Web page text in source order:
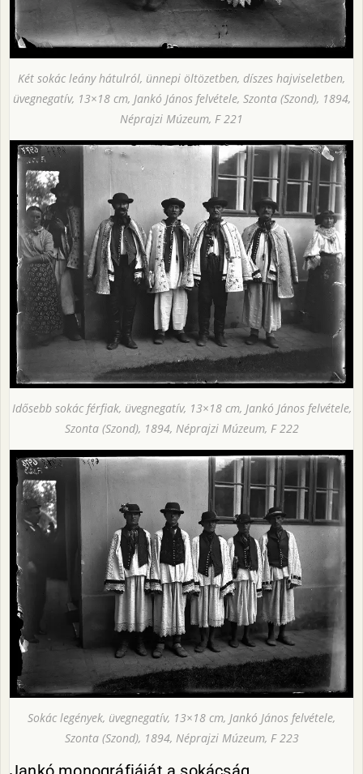
Két sokác leány hátulról, ünnepi öltözetben, díszes hajviseletben,
üvegnegatív, 13×18 cm, Jankó János felvétele, Szonta (Szond), 1894,
Néprajzi Múzeum, F 221
Idősebb sokác férfiak, üvegnegatív, 13×18 cm, Jankó János felvétele,
Szonta (Szond), 1894, Néprajzi Múzeum, F 222
Sokác legények, üvegnegatív, 13×18 cm, Jankó János felvétele,
Szonta (Szond), 1894, Néprajzi Múzeum, F 223